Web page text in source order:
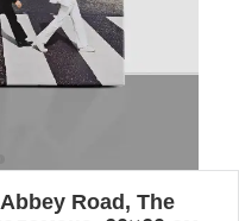
Road, The